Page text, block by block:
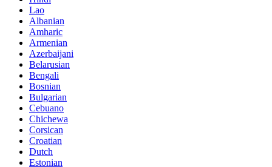
Lao
Albanian
Amharic
Armenian
Azerbaijani
Belarusian
Bengali
Bosnian
Bulgarian
Cebuano
Chichewa
Corsican
Croatian
Dutch
Estonian